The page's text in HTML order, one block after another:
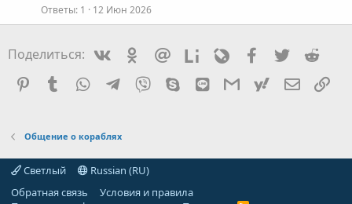
Ответы 1 12 Июн 2026
Поделиться: VkontakteOdnoklassniki
Mail.ruLiveinternetLivejournalFacebook
Twitter
Pinterest
Tumblr WhatsAppTelegram
Viber Skype LineGmailyahoomail
Общение о кораблях
Светлый
Russian (RU)
Обратная связь
Условия и правила